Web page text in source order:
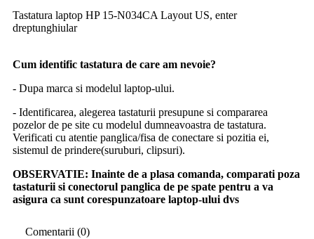
Tastatura laptop HP 15-N034CA Layout US, enter
dreptunghiular
Cum identific tastatura de care am nevoie?
- Dupa marca si modelul laptop-ului.
- Identificarea, alegerea tastaturii presupune si compararea
pozelor de pe site cu modelul dumneavoastra de tastatura.
Verificati cu atentie panglica/fisa de conectare si pozitia ei,
sistemul de prindere(suruburi, clipsuri).
OBSERVATIE: Inainte de a plasa comanda, comparati poza
tastaturii si conectorul panglica de pe spate pentru a va
asigura ca sunt corespunzatoare laptop-ului dvs
Comentarii (0)